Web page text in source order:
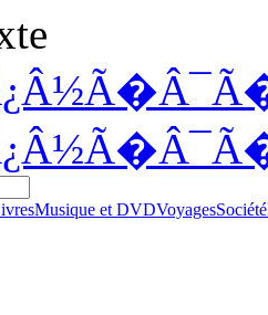
Musique et DVDVoyagesSociété